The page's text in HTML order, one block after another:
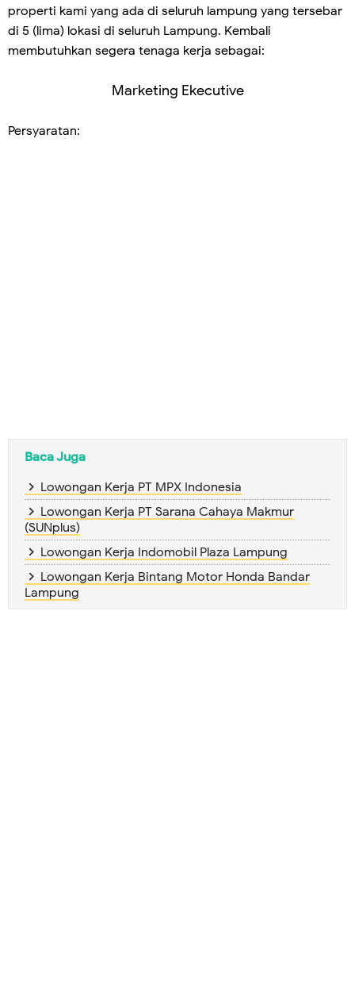
properti kami yang ada di seluruh lampung yang tersebar
di 5 (lima) lokasi di seluruh Lampung. Kembali
membutuhkan segera tenaga kerja sebagai:
Marketing Ekecutive
Persyaratan:
Baca Juga
Lowongan Kerja PT MPX Indonesia
Lowongan Kerja PT Sarana Cahaya Makmur
(SUNplus)
Lowongan Kerja Indomobil Plaza Lampung
Lowongan Kerja Bintang Motor Honda Bandar
Lampung